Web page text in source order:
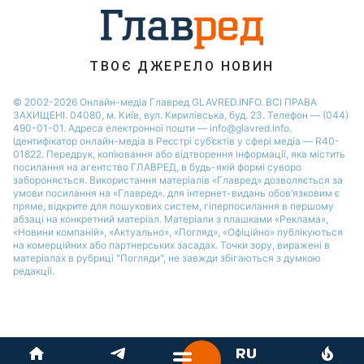
Новини Житомира
ТВОЄ ДЖЕРЕЛО НОВИН
© 2002-2026 Онлайн-медіа Главред GLAVRED.INFO. ВСІ ПРАВА
ЗАХИЩЕНІ. 04080, м. Київ, вул. Кирилівська, буд. 23. Телефон — (044)
490-01-01. Адреса електронної пошти — info@glavred.info.
Ідентифікатор онлайн-медіа в Реєстрі суб’єктів у сфері медіа — R40-
01822. Передрук, копіювання або відтворення інформації, яка містить
посилання на агентство ГЛАВРЕД, в будь-якій формi суворо
забороняється. Використання матеріалів «Главред» дозволяється за
умови посилання на «Главред». для інтернет-видань обов’язковим є
пряме, відкрите для пошукових систем, гіперпосилання в першому
абзаці на конкретний матеріал. Матеріали з плашками «Реклама»,
«Новини компаній», «Актуально», «Погляд», «Офіційно» публікуються
на комерційних або партнерських засадах. Точки зору, виражені в
матеріалах в рубриці "Погляди", не завжди збігаються з думкою
редакції.